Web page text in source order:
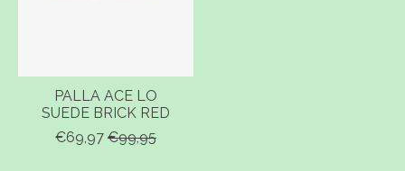
PALLA ACE LO
SUEDE BRICK RED
€69,97 €99,95